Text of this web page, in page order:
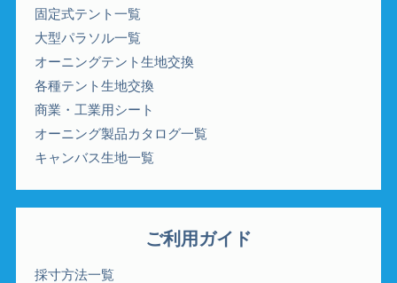
固定式テント一覧
大型パラソル一覧
オーニングテント生地交換
各種テント生地交換
商業・工業用シート
オーニング製品カタログ一覧
キャンバス生地一覧
ご利用ガイド
採寸方法一覧